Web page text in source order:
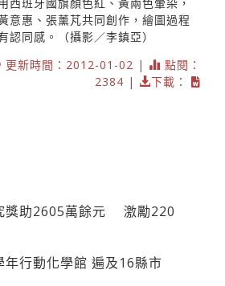
意惠、張薰芃共同創作，繪圖過程
認同感。（攝影／李鎮亞）
更新時間：2012-01-02 |
點閱：
2384 |
下載：
獎助2605萬餘元 激勵220
年行動化學館 遍及16縣市